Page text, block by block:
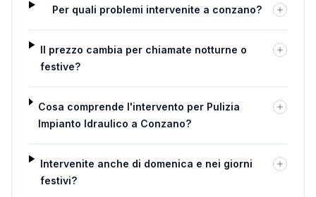
Per quali problemi intervenite a conzano?
Il prezzo cambia per chiamate notturne o
festive?
Cosa comprende l'intervento per Pulizia
Impianto Idraulico a Conzano?
Intervenite anche di domenica e nei giorni
festivi?